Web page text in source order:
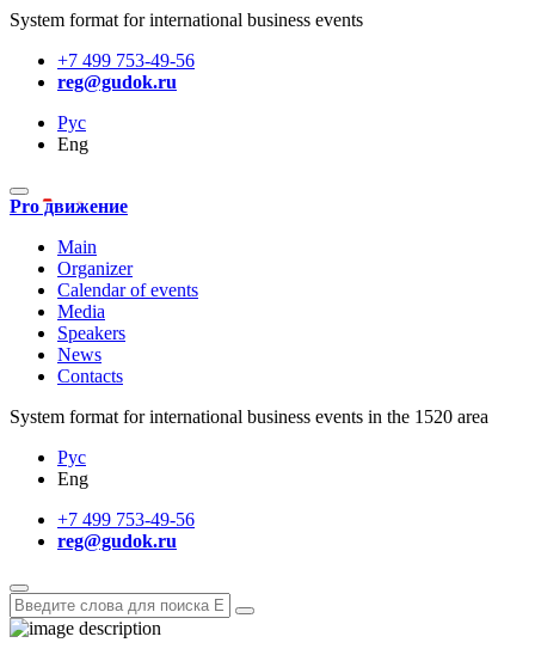
System format for international business events
+7 499 753-49-56
reg@gudok.ru
Рус
Eng
Pro движение
Main
Organizer
Calendar of events
Media
Speakers
News
Contacts
System format for international business events in the 1520 area
Рус
Eng
+7 499 753-49-56
reg@gudok.ru